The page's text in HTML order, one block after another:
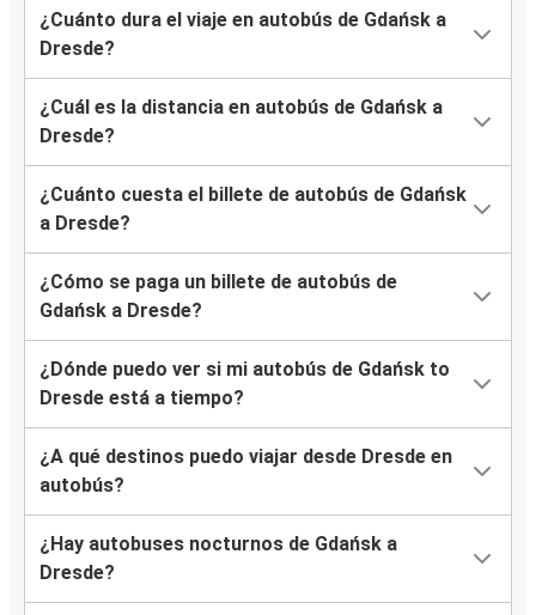
¿Cuánto dura el viaje en autobús de Gdańsk a
Dresde?
¿Cuál es la distancia en autobús de Gdańsk a
Dresde?
¿Cuánto cuesta el billete de autobús de Gdańsk
a Dresde?
¿Cómo se paga un billete de autobús de
Gdańsk a Dresde?
¿Dónde puedo ver si mi autobús de Gdańsk to
Dresde está a tiempo?
¿A qué destinos puedo viajar desde Dresde en
autobús?
¿Hay autobuses nocturnos de Gdańsk a
Dresde?